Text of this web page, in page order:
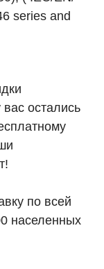
series and
остались
по всей
населенных